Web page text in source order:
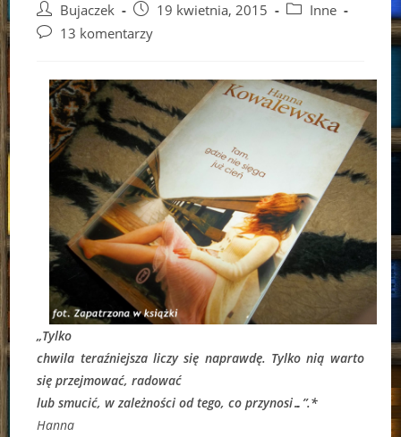
Post
author:
Bujaczek
Post
published:
19 kwietnia, 2015
PostInne
Post13 komentarzy
„Tylko
chwila teraźniejsza liczy się naprawdę. Tylko nią warto
się przejmować, radować
lub smucić, w zależności od tego, co przynosi…”.*
Hanna